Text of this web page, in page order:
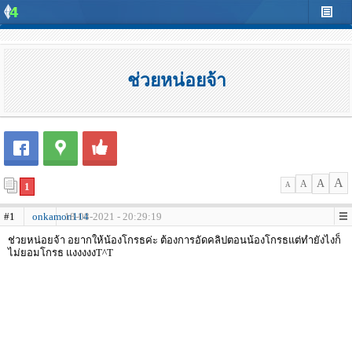
ช่วยหน่อยจ้า
1 A A A A
#1 onkamon11418-08-2021 - 20:29:19
ช่วยหน่อยจ้า อยากให้น้องโกรธค่ะ ต้องการอัดคลิปตอนน้องโกรธแต่ทำยังไงก็
ไม่ยอมโกรธ แงงงงงT^T